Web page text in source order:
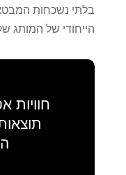
בלתי נשכחות
הייחודי של המותג
חוויות